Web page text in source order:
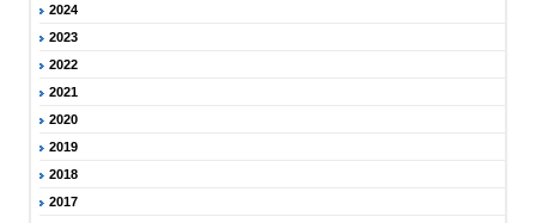
2024
2023
2022
2021
2020
2019
2018
2017